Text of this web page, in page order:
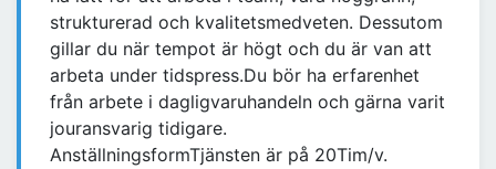
strukturerad och kvalitetsmedveten. Dessutom
gillar du när tempot är högt och du är van att
arbeta under tidspress.Du bör ha erfarenhet
från arbete i dagligvaruhandeln och gärna varit
jouransvarig tidigare.
AnställningsformTjänsten är på 20Tim/v.